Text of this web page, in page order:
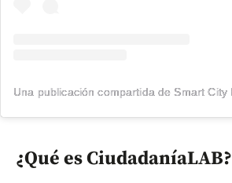
¿Qué es CiudadaníaLAB?